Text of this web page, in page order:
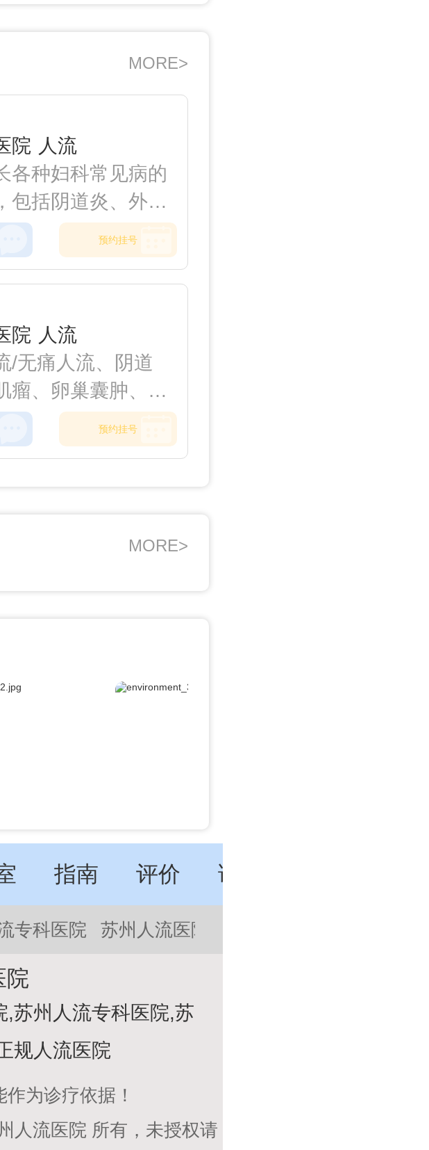
MORE>
院 人流
各种妇科常见病的
包括阴道炎、外阴
、尿道炎、子宫内
炎、外阴白斑、泌
宫肌瘤、卵巢囊
取环、中期引产
预约挂号
院 人流
/无痛人流、阴道
瘤、卵巢囊肿、宫
颈炎、盆腔炎、附
增生、乳腺炎、
预约挂号
MORE>
指南 评价 讲座
专科医院 苏州人流医院哪家好
院
苏州人流专科医院,苏
规人流医院
为诊疗依据！
人流医院 所有，未授权请